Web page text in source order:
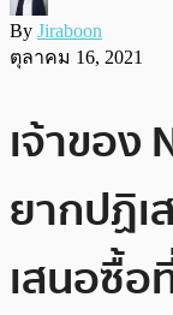
By Jiraboon
ตุลาคม 16, 2021
เจ้าของ
ยากปฏิเ
เสนอซื้อ